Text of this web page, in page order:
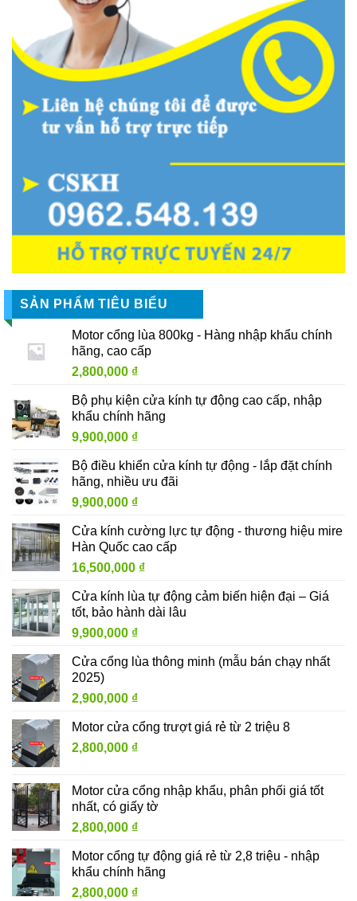
SẢN PHẨM TIÊU BIỂU
Motor cổng lùa 800kg - Hàng nhập khẩu chính
hãng, cao cấp
2,800,000 ₫
Bộ phụ kiện cửa kính tự động cao cấp, nhập
khẩu chính hãng
9,900,000 ₫
Bộ điều khiển cửa kính tự động - lắp đặt chính
hãng, nhiều ưu đãi
9,900,000 ₫
Cửa kính cường lực tự động - thương hiệu mire
Hàn Quốc cao cấp
16,500,000 ₫
Cửa kính lùa tự động cảm biến hiện đại – Giá
tốt, bảo hành dài lâu
9,900,000 ₫
Cửa cổng lùa thông minh (mẫu bán chạy nhất
2025)
2,900,000 ₫
Motor cửa cổng trượt giá rẻ từ 2 triệu 8
2,800,000 ₫
Motor cửa cổng nhập khẩu, phân phối giá tốt
nhất, có giấy tờ
2,800,000 ₫
Motor cổng tự động giá rẻ từ 2,8 triệu - nhập
khẩu chính hãng
2,800,000 ₫